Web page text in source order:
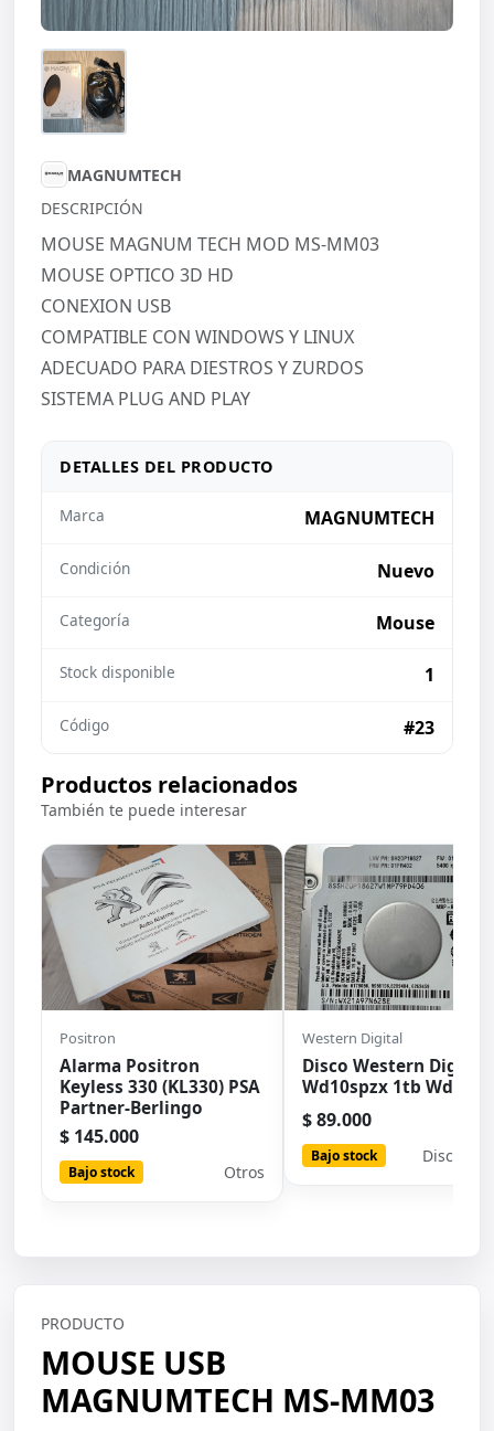
MAGNUMTECH
DESCRIPCIÓN
MOUSE MAGNUM TECH MOD MS-MM03
MOUSE OPTICO 3D HD
CONEXION USB
COMPATIBLE CON WINDOWS Y LINUX
ADECUADO PARA DIESTROS Y ZURDOS
SISTEMA PLUG AND PLAY
DETALLES DEL PRODUCTO
Marca MAGNUMTECH
Condición Nuevo
Categoría Mouse
Stock disponible 1
Código #23
Productos relacionados
También te puede interesar
Positron
Alarma Positron
Keyless 330 (KL330) PSA
Partner-Berlingo
$ 145.000
Bajo stock Otros
Western Digital
Disco Western Digital
Wd10spzx 1tb Wd Blue
$ 89.000
Bajo stock Discos
PRODUCTO
MOUSE USB
MAGNUMTECH MS-MM03